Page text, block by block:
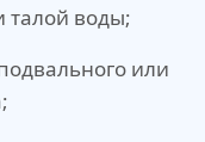
талой воды;
или